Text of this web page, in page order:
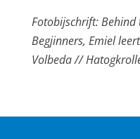
Fotobijschrift: Behind
Begjinners, Emiel
Volbeda //